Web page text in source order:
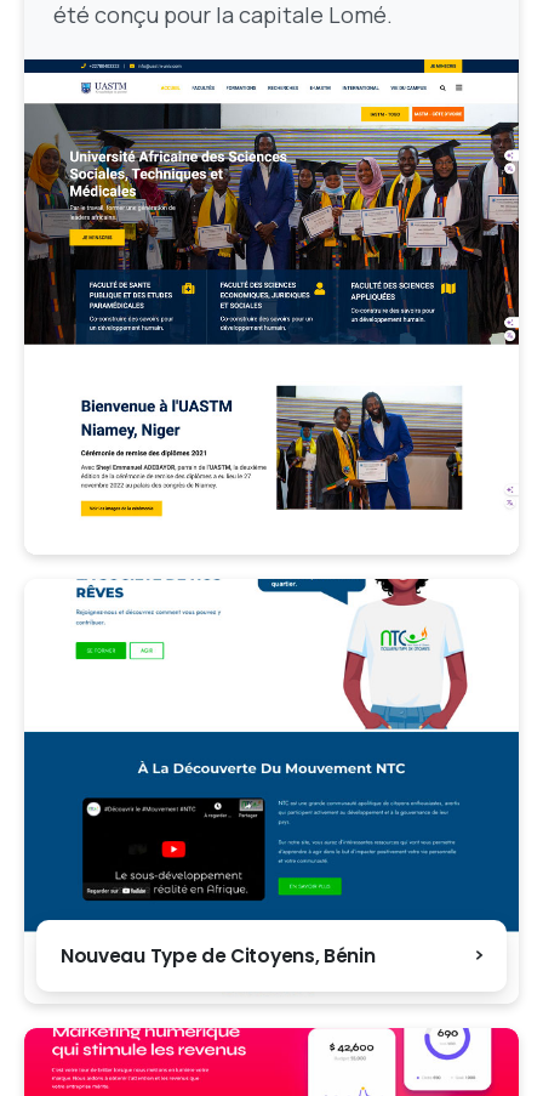
été conçu pour la capitale Lomé.
Nouveau Type de Citoyens, Bénin